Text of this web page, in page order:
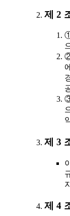
제 2
제 3
제 4